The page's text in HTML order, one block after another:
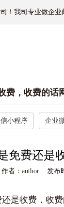
！我司专业做企
费，收费的话
小程序 企业
免费还是
作者：author 发布
还是收费，收